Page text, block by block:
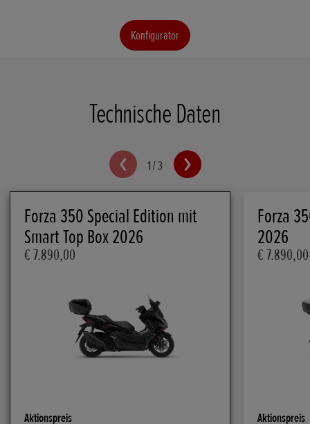
Konfigurator
Technische Daten
1/3
Forza 350 Special Edition mit
Smart Top Box 2026
€ 7.890,00
Aktionspreis
Forza
2026
€ 7.890,00
Aktionspreis